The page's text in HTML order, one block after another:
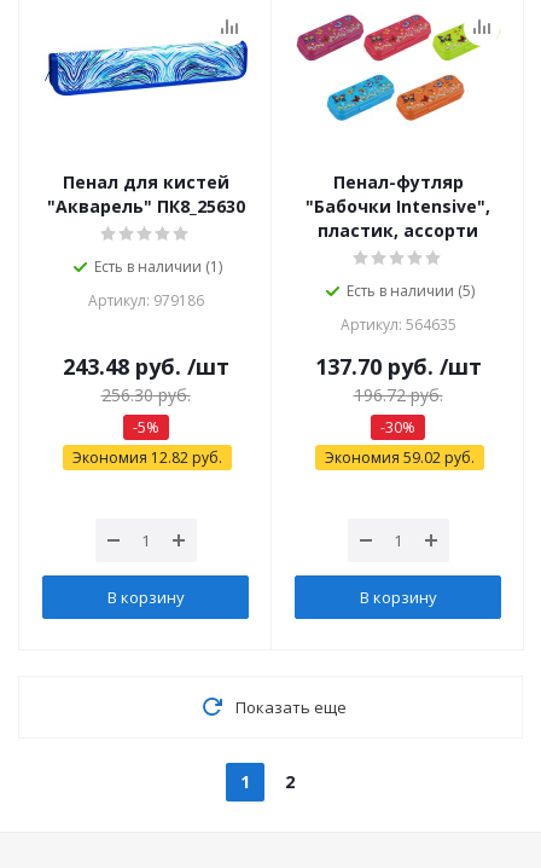
Пенал для кистей
"Акварель" ПК8_25630
Есть в наличии (1)
Артикул: 979186
243.48руб. /шт
256.30руб.
-5%
Экономия 12.82 руб.
В корзину
Пенал-футляр
"Бабочки Intensive",
пластик, ассорти
Есть в наличии (5)
Артикул: 564635
137.70руб. /шт
196.72руб.
-30%
Экономия 59.02 руб.
В корзину
Показать еще
1 2